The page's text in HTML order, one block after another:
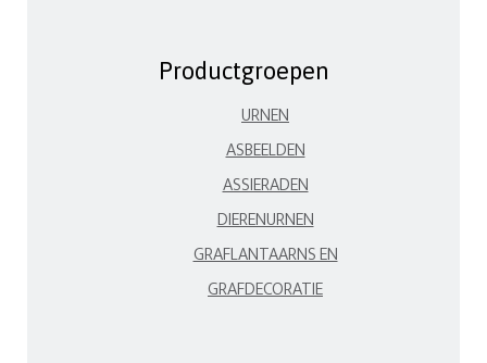
Productgroepen
URNEN
ASBEELDEN
ASSIERADEN
DIERENURNEN
GRAFLANTAARNS EN
GRAFDECORATIE